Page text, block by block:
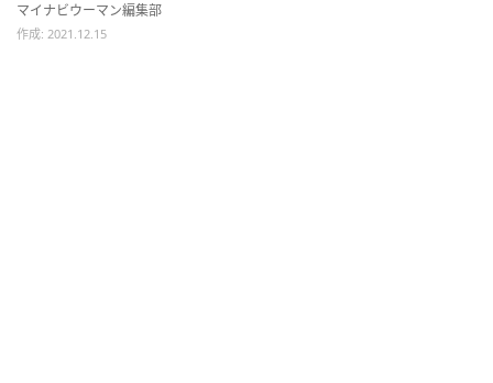
マイナビウーマン編集部
作成: 2021.12.15